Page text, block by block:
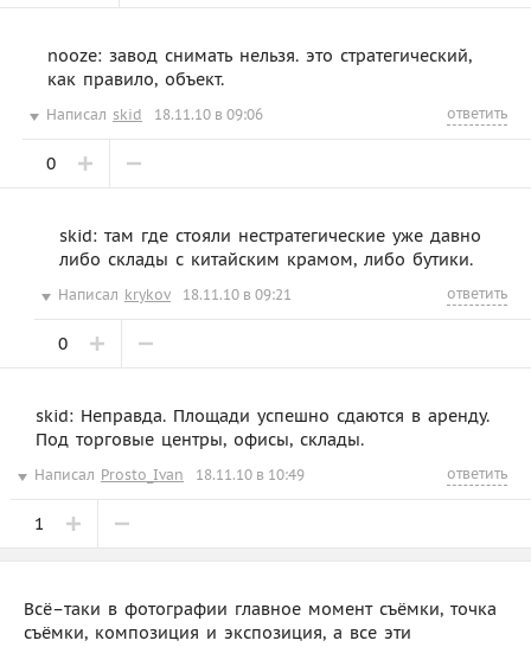
nooze: завод снимать нельзя. это стратегический,
как правило, объект.
Написал skid 18.11.10 в 09:06 ответить
0
skid: там где стояли нестратегические уже давно
либо склады с китайским крамом, либо бутики.
Написал krykov 18.11.10 в 09:21 ответить
0
skid: Неправда. Площади успешно сдаются в аренду.
Под торговые центры, офисы, склады.
Написал Prosto_Ivan 18.11.10 в 10:49 ответить
1
Всё–таки в фотографии главное момент съёмки, точка
съёмки, композиция и экспозиция, а все эти